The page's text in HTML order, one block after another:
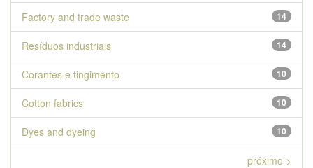
14
Factory and trade waste
14
Resíduos industriais
10
Corantes e tingimento
10
Cotton fabrics
10
Dyes and dyeing
próximo >